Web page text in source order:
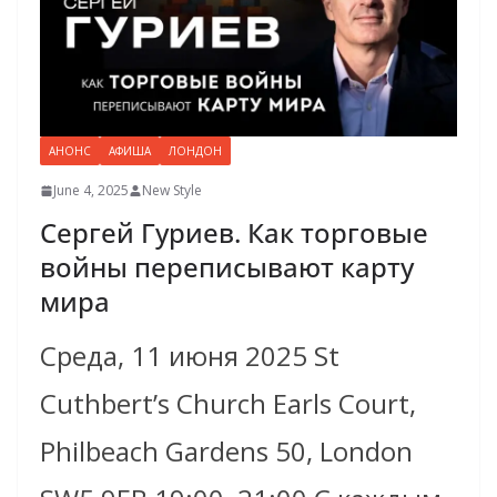
АНОНС АФИША ЛОНДОН
June 4, 2025 New Style
Сергей Гуриев. Как торговые
войны переписывают карту
мира
Среда, 11 июня 2025 St
Cuthbert’s Church Earls Court,
Philbeach Gardens 50, London